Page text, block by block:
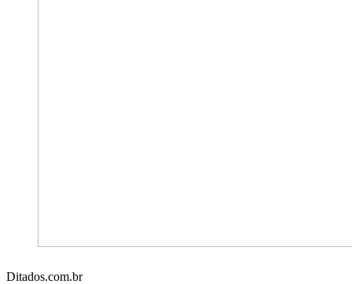
Ditados.com.br